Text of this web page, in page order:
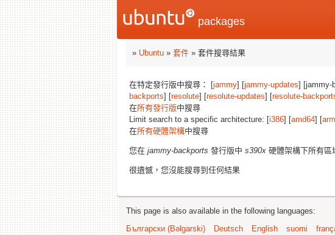
packages
» Ubuntu » 套件 » 套件搜尋結果
在特定發行版中搜尋： [jammy] [jammy-updates] [jammy-
backports] [resolute] [resolute-updates] [resolute-
在所有發行版中搜尋
Limit search to a specific architecture: [i386] [amd64] [
在所有硬體架構中搜尋
您在 jammy-backports 發行版中 s390x 硬體架構下所有區
很遺憾，您沒能搜尋到任何結果
This page is also available in the following languages:
Български (Bəlgarski)
Deutsch English suomi